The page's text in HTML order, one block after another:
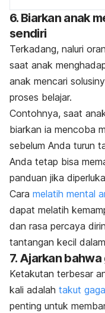
6. Biarkan anak
sendiri
Terkadang, naluri
saat anak
anak mencari
proses belajar.
Contohnya, saat
biarkan ia mencoba
sebelum Anda turun
Anda tetap bisa
panduan jika
Cara melatih mental
dapat melatih
dan rasa percaya
tantangan kecil
7. Ajarkan
Ketakutan terbesar
kali adalah takut
penting untuk